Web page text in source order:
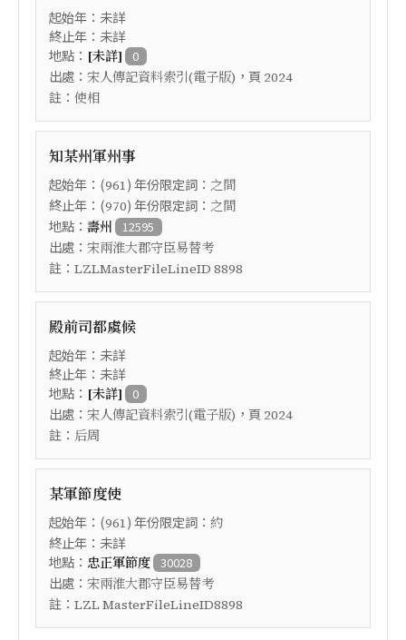
起始年：未詳
終止年：未詳
地點： [未詳] 0
出處： 宋人傳記資料索引(電子版) ，頁 2024
註： 使相
知某州軍州事
起始年：(961) 年份限定詞： 之間
終止年：(970) 年份限定詞： 之間
地點： 壽州 12595
出處： 宋兩淮大郡守臣易替考
註： LZLMasterFileLineID 8898
殿前司都虞候
起始年：未詳
終止年：未詳
地點： [未詳] 0
出處： 宋人傳記資料索引(電子版) ，頁 2024
註： 后周
某軍節度使
起始年：(961) 年份限定詞： 約
終止年：未詳
地點： 忠正軍節度 30028
出處： 宋兩淮大郡守臣易替考
註： LZL MasterFileLineID8898